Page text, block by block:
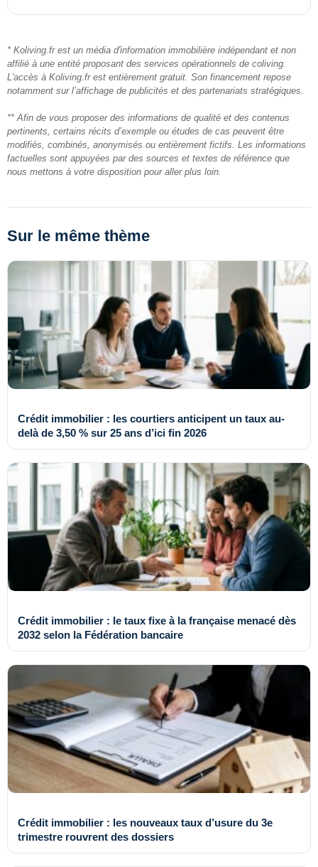
* Koliving.fr est un média d'information immobilière indépendant et non
affilié à une entité proposant des services opérationnels de coliving.
L'accès à Koliving.fr est entièrement gratuit. Son financement repose
notamment sur l’affichage de publicités et des partenariats stratégiques.
** Afin de vous proposer des informations de qualité et des contenus
pertinents, certains récits d’exemple ou études de cas peuvent être
modifiés, combinés, anonymisés ou entièrement fictifs. Les informations
factuelles sont appuyées par des sources et textes de référence que
nous mettons à votre disposition pour aller plus loin.
Sur le même thème
Crédit immobilier : les courtiers anticipent un taux au-
delà de 3,50 % sur 25 ans d’ici fin 2026
Crédit immobilier : le taux fixe à la française menacé dès
2032 selon la Fédération bancaire
Crédit immobilier : les nouveaux taux d’usure du 3e
trimestre rouvrent des dossiers